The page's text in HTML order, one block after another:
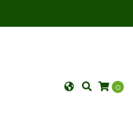
0